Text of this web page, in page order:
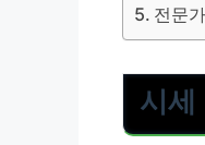
전문
시세